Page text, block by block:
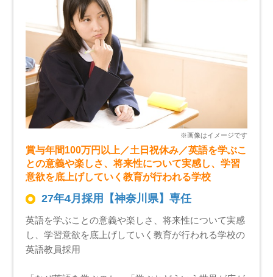
賞与年間100万円以上／土日祝休み／英語を学ぶこ
との意義や楽しさ、将来性について実感し、学習
意欲を底上げしていく教育が行われる学校
27年4月採用【神奈川県】専任
英語を学ぶことの意義や楽しさ、将来性について実感
し、学習意欲を底上げしていく教育が行われる学校の
英語教員採用